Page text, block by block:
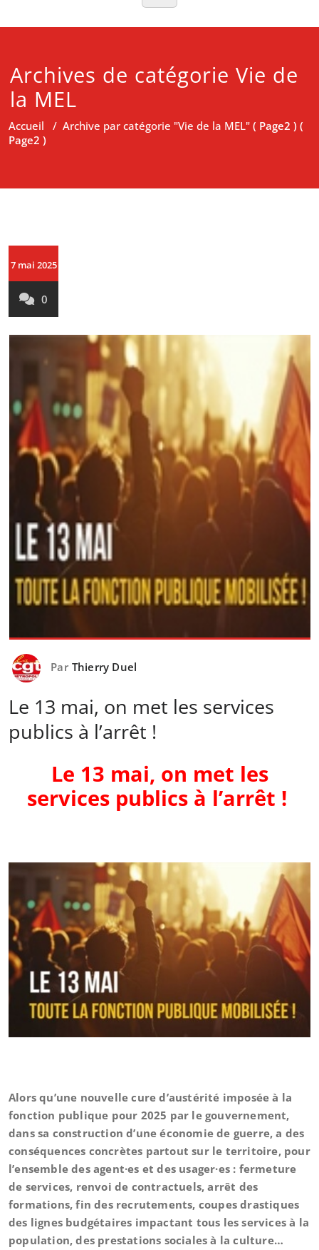
Archives de catégorie Vie de
la MEL
Accueil / Archive par catégorie "Vie de la MEL" ( Page2 ) (
Page2 )
7 mai 2025
0
Par Thierry Duel
Le 13 mai, on met les services
publics à l’arrêt !
Le 13 mai, on met les
services publics à l’arrêt !
Alors qu’une nouvelle cure d’austérité imposée à la
fonction publique pour 2025 par le gouvernement,
dans sa construction d’une économie de guerre, a des
conséquences concrètes partout sur le territoire, pour
l’ensemble des agent·es et des usager·es : fermeture
de services, renvoi de contractuels, arrêt des
formations, fin des recrutements, coupes drastiques
des lignes budgétaires impactant tous les services à la
population, des prestations sociales à la culture…